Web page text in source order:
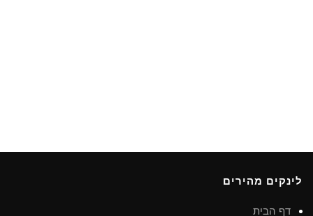
לינקים מהירים
דף הבית